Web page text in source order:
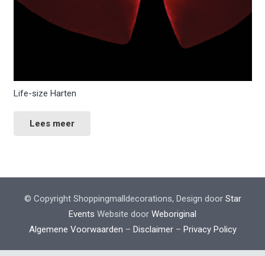
Life-size Harten
Lees meer
© Copyright Shoppingmalldecorations, Design door Star
Events Website door Weboriginal
Algemene Voorwaarden – Disclaimer– Privacy Policy